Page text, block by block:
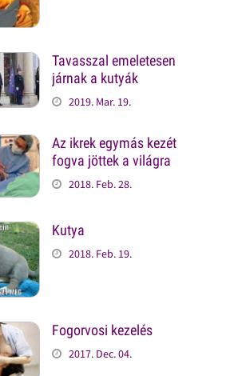
Tavasszal emeletesen
járnak a kutyák
2019. Mar. 19.
Az ikrek egymás kezét
fogva jöttek a világra
2018. Feb. 28.
Kutya
2018. Feb. 19.
Fogorvosi kezelés
2017. Dec. 04.